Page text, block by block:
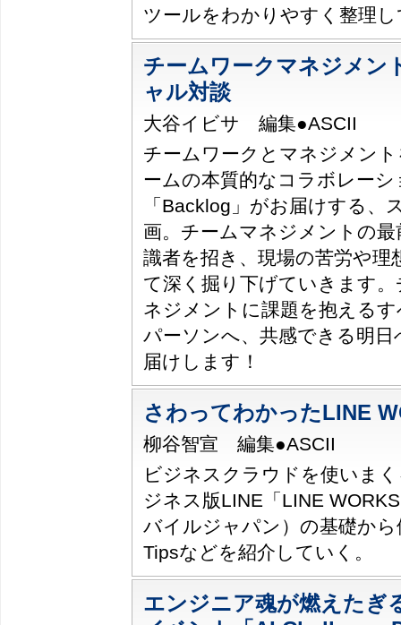
ツールをわかりやすく整理し
チームワークマネジメン
ャル対談
大谷イビサ 編集●ASCII
チームワークとマネジメン
ームの本質的なコラボレー
「Backlog」がお届けする、
画。チームマネジメントの
識者を招き、現場の苦労や理
て深く掘り下げていきます
ネジメントに課題を抱える
パーソンへ、共感できる明
届けします！
さわってわかったLINE
柳谷智宣 編集●ASCII
ビジネスクラウドを使いま
ジネス版LINE「LINE
バイルジャパン）の基礎から
Tipsなどを紹介していく。
エンジニア魂が燃えたぎ